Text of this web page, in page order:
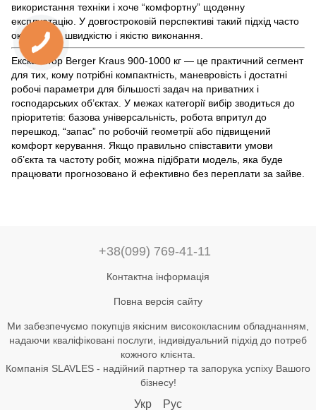
використання техніки і хоче “комфортну” щоденну
експлуатацію. У довгостроковій перспективі такий підхід часто
окупається швидкістю і якістю виконання.
Екскаватор Berger Kraus 900-1000 кг — це практичний сегмент
для тих, кому потрібні компактність, маневровість і достатні
робочі параметри для більшості задач на приватних і
господарських об’єктах. У межах категорії вибір зводиться до
пріоритетів: базова універсальність, робота впритул до
перешкод, “запас” по робочій геометрії або підвищений
комфорт керування. Якщо правильно співставити умови
об’єкта та частоту робіт, можна підібрати модель, яка буде
працювати прогнозовано й ефективно без переплати за зайве.
+38(099) 769-41-11
Контактна інформація
Повна версія сайту
Ми забезпечуємо покупців якісним висококласним обладнанням,
надаючи кваліфіковані послуги, індивідуальний підхід до потреб
кожного клієнта.
Компанія SLAVLES - надійний партнер та запорука успіху Вашого
бізнесу!
Укр Рус